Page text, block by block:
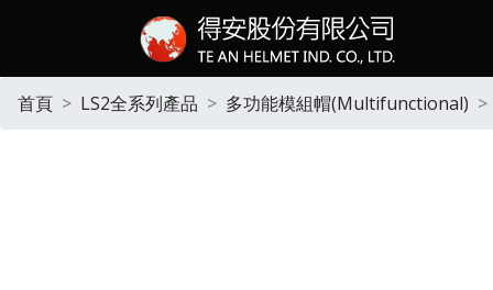
首頁 LS2全系列產品 多功能模組帽(Multifunctional)